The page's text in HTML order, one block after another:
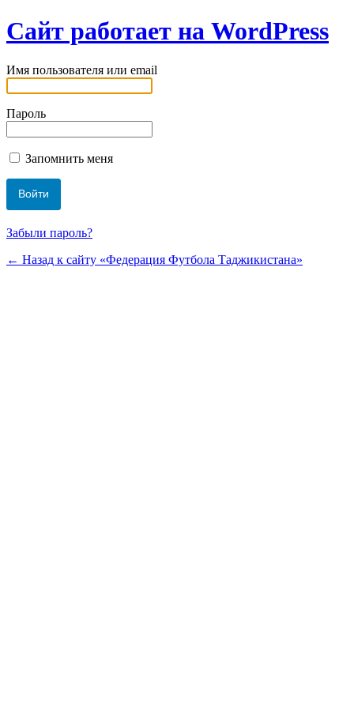
Сайт работает на WordPress
Имя пользователя или email
Пароль
Запомнить меня
Забыли пароль?
← Назад к сайту «Федерация Футбола Таджикистана»